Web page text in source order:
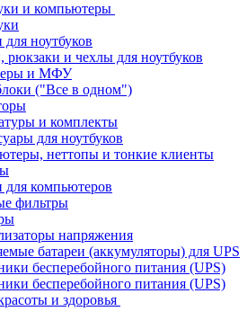
и компьютеры
ноутбуков
рюкзаки и чехлы для ноутбуков
и МФУ
("Все в одном")
и комплекты
для ноутбуков
неттопы и тонкие клиенты
компьютеров
фильтры
напряжения
батареи (аккумуляторы) для UPS
бесперебойного питания (UPS)
бесперебойного питания (UPS)
и здоровья